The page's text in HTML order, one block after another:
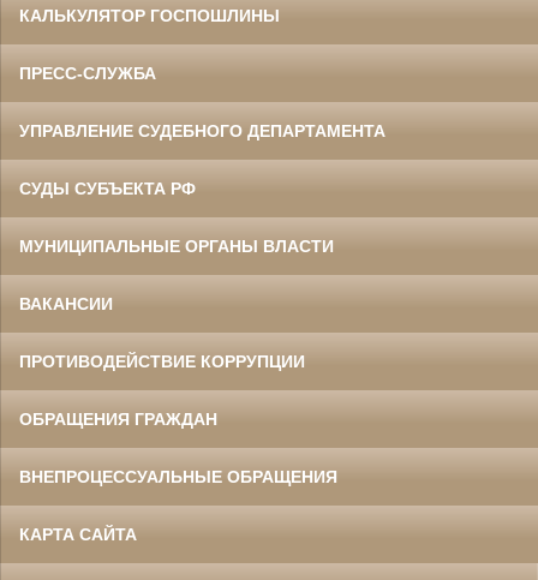
КАЛЬКУЛЯТОР ГОСПОШЛИНЫ
ПРЕСС-СЛУЖБА
УПРАВЛЕНИЕ СУДЕБНОГО ДЕПАРТАМЕНТА
СУДЫ СУБЪЕКТА РФ
МУНИЦИПАЛЬНЫЕ ОРГАНЫ ВЛАСТИ
ВАКАНСИИ
ПРОТИВОДЕЙСТВИЕ КОРРУПЦИИ
ОБРАЩЕНИЯ ГРАЖДАН
ВНЕПРОЦЕССУАЛЬНЫЕ ОБРАЩЕНИЯ
КАРТА САЙТА